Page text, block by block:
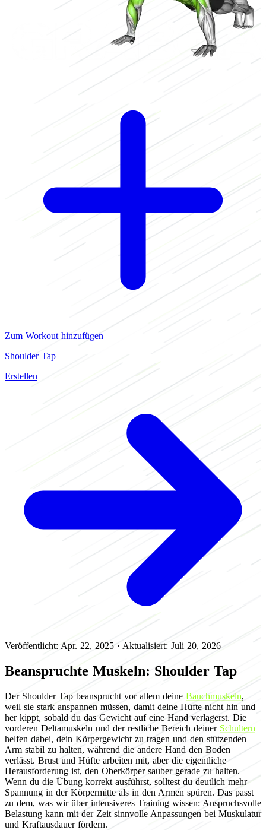
Zum Workout hinzufügen
Shoulder Tap
Erstellen
Veröffentlicht: Apr. 22, 2025 · Aktualisiert: Juli 20, 2026
Beanspruchte Muskeln: Shoulder Tap
Der Shoulder Tap beansprucht vor allem deine Bauchmuskeln,
weil sie stark anspannen müssen, damit deine Hüfte nicht hin und
her kippt, sobald du das Gewicht auf eine Hand verlagerst. Die
vorderen Deltamuskeln und der restliche Bereich deiner Schultern
helfen dabei, dein Körpergewicht zu tragen und den stützenden
Arm stabil zu halten, während die andere Hand den Boden
verlässt. Brust und Hüfte arbeiten mit, aber die eigentliche
Herausforderung ist, den Oberkörper sauber gerade zu halten.
Wenn du die Übung korrekt ausführst, solltest du deutlich mehr
Spannung in der Körpermitte als in den Armen spüren. Das passt
zu dem, was wir über intensiveres Training wissen: Anspruchsvolle
Belastung kann mit der Zeit sinnvolle Anpassungen bei Muskulatur
und Kraftausdauer fördern.